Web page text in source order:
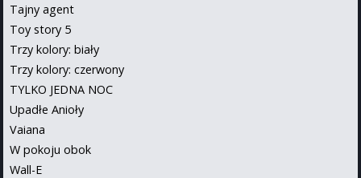
Tajny agent
Toy story 5
Trzy kolory: biały
Trzy kolory: czerwony
TYLKO JEDNA NOC
Upadłe Anioły
Vaiana
W pokoju obok
Wall-E